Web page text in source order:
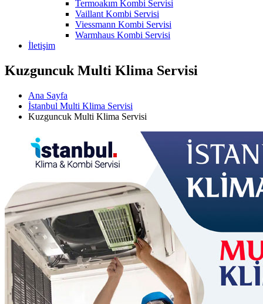
Termoakım Kombi Servisi
Vaillant Kombi Servisi
Viessmann Kombi Servisi
Warmhaus Kombi Servisi
İletişim
Kuzguncuk Multi Klima Servisi
Ana Sayfa
İstanbul Multi Klima Servisi
Kuzguncuk Multi Klima Servisi